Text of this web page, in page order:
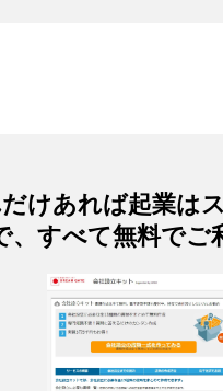
けあれば起業は
、すべて無料でご